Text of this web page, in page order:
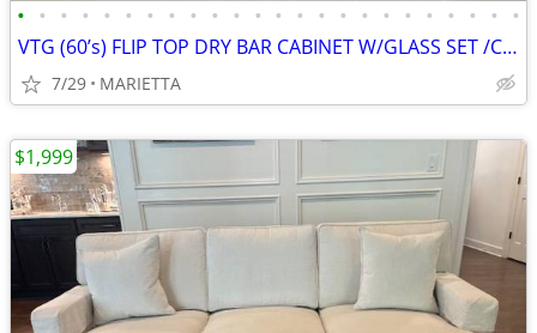
• • • • • • • • • • • • • • • • • • • • • • • •
VTG (60’s) FLIP TOP DRY BAR CABINET W/GLASS SET /CASTERS / WINE RACK -
7/29 MARIETTA
$1,999